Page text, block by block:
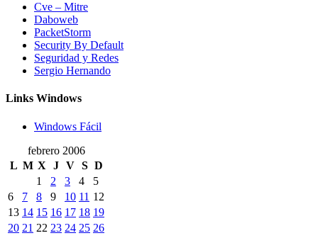
Cve – Mitre
Daboweb
PacketStorm
Security By Default
Seguridad y Redes
Sergio Hernando
Links Windows
Windows Fácil
febrero 2006
L M X J V S D
1
2 3 4
5
6
7 8 9 10 11 12
13 14 15 16 17 18 19
20 21 22 23 24 25 26